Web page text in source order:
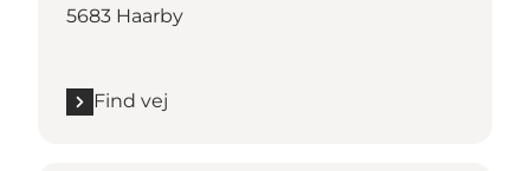
5683 Haarby
Find vej